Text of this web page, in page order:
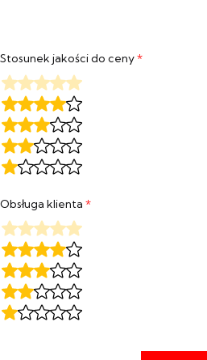
Stosunek jakości do ceny*
Obsługa klienta *